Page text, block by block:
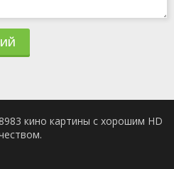
кино картины с хорошим HD